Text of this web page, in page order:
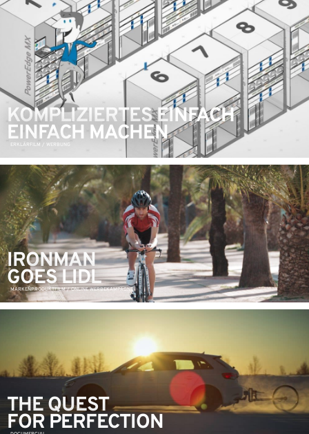
KOMPLIZIERTES EINFACH
EINFACH MACHEN
ERKLÄRFILM / WERBUNG
IRONMAN
GOES LIDL
MARKENPRODUKTFILM / ONLINE WERBEKAMPAGNE
THE QUEST
FOR PERFECTION